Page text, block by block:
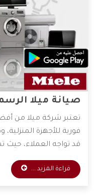
صيانة ميلا
تعتبر شركة ميلا من
فورية للأجهزة
قد تواجه العملاء،
المتخصصين في صيانة
على آراء الكثير من
قراءة المزيد ...